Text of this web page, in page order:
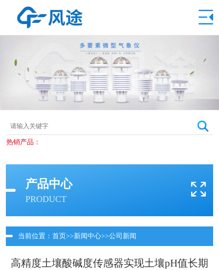
热销产品：
产品中心
PRODUCT
当前位置： 首页>>新闻中心>>公司新闻
高精度土壤酸碱度传感器实现土壤pH值长期